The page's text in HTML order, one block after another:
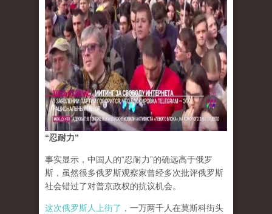
“忍耐力”
事实显示，中国人的“忍耐力”的确远高于俄罗
斯，虽然很多俄罗斯观察家曾经多次批评俄罗斯
社会错过了对普京政权的抗议机会。
这次俄罗斯人上街了 ，一万两千人在莫斯科街头